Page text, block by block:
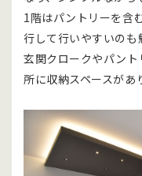
1階はパントリーを含
行して行いやすいのも
玄関クロークやパン
所に収納スペースがあ